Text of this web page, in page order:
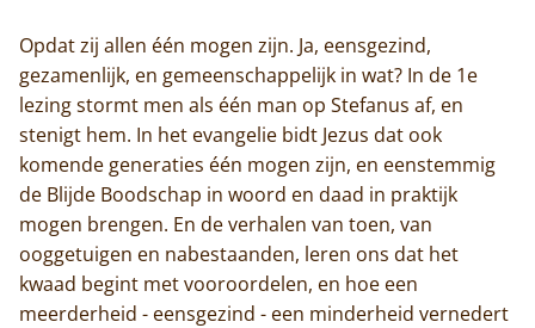
Opdat zij allen één mogen zijn. Ja, eensgezind,
gezamenlijk, en gemeenschappelijk in wat? In de 1e
lezing stormt men als één man op Stefanus af, en
stenigt hem. In het evangelie bidt Jezus dat ook
komende generaties één mogen zijn, en eenstemmig
de Blijde Boodschap in woord en daad in praktijk
mogen brengen. En de verhalen van toen, van
ooggetuigen en nabestaanden, leren ons dat het
kwaad begint met vooroordelen, en hoe een
meerderheid - eensgezind - een minderheid vernedert